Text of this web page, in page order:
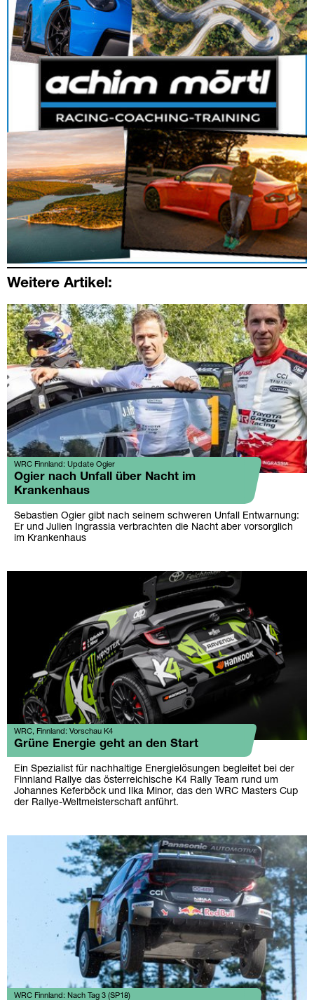
Weitere Artikel:
WRC Finnland: Update Ogier
Ogier nach Unfall über Nacht im
Krankenhaus
Sebastien Ogier gibt nach seinem schweren Unfall Entwarnung:
Er und Julien Ingrassia verbrachten die Nacht aber vorsorglich
im Krankenhaus
WRC, Finnland: Vorschau K4
Grüne Energie geht an den Start
Ein Spezialist für nachhaltige Energielösungen begleitet bei der
Finnland Rallye das österreichische K4 Rally Team rund um
Johannes Keferböck und Ilka Minor, das den WRC Masters Cup
der Rallye-Weltmeisterschaft anführt.
WRC Finnland: Nach Tag 3 (SP18)